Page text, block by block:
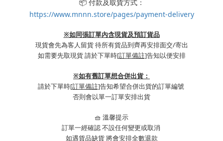
📦 付款及取貨方式：
https://www.mnnn.store/pages/payment-delivery
※如同張訂單內含現貨及預訂貨品
現貨會先為客人留貨 待所有貨品到齊再安排面交/寄出
如需要先取現貨 請於下單時[訂單備註]告知以便安排
※如有舊訂單想合併出貨：
請於下單時[訂單備註]告知希望合併出貨的訂單編號
否則會以單一訂單安排出貨
🧺 溫馨提示
訂單一經確認 不設任何變更或取消
如遇貨品缺貨 將會安排全數退款